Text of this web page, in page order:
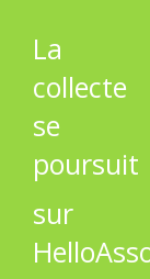
La
collecte
se
poursuit
sur